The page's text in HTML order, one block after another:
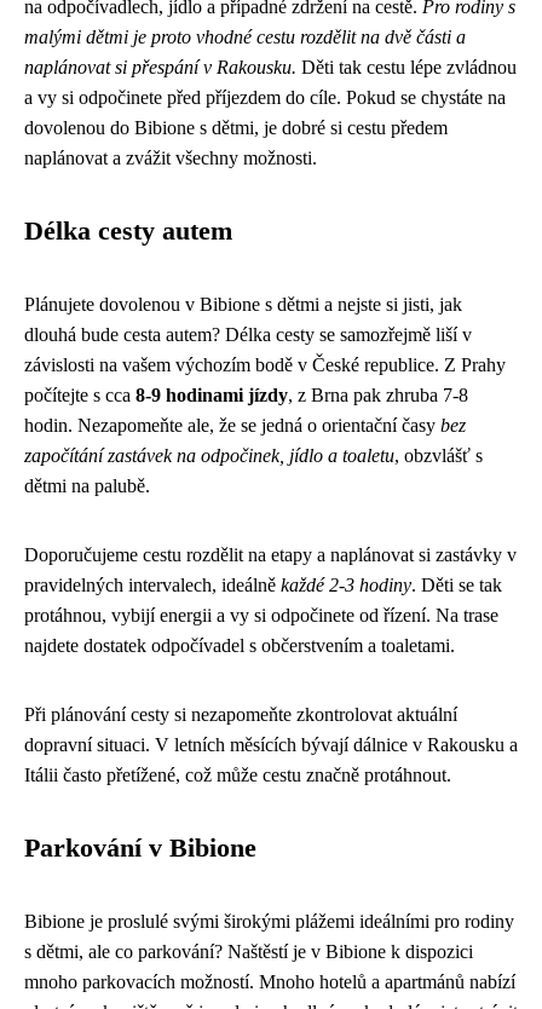
na odpočívadlech, jídlo a případné zdržení na cestě. Pro rodiny s
malými dětmi je proto vhodné cestu rozdělit na dvě části a
naplánovat si přespání v Rakousku. Děti tak cestu lépe zvládnou
a vy si odpočinete před příjezdem do cíle. Pokud se chystáte na
dovolenou do Bibione s dětmi, je dobré si cestu předem
naplánovat a zvážit všechny možnosti.
Délka cesty autem
Plánujete dovolenou v Bibione s dětmi a nejste si jisti, jak
dlouhá bude cesta autem? Délka cesty se samozřejmě liší v
závislosti na vašem výchozím bodě v České republice. Z Prahy
počítejte s cca 8-9 hodinami jízdy, z Brna pak zhruba 7-8
hodin. Nezapomeňte ale, že se jedná o orientační časy bez
započítání zastávek na odpočinek, jídlo a toaletu, obzvlášť s
dětmi na palubě.
Doporučujeme cestu rozdělit na etapy a naplánovat si zastávky v
pravidelných intervalech, ideálně každé 2-3 hodiny. Děti se tak
protáhnou, vybijí energii a vy si odpočinete od řízení. Na trase
najdete dostatek odpočívadel s občerstvením a toaletami.
Při plánování cesty si nezapomeňte zkontrolovat aktuální
dopravní situaci. V letních měsících bývají dálnice v Rakousku a
Itálii často přetížené, což může cestu značně protáhnout.
Parkování v Bibione
Bibione je proslulé svými širokými plážemi ideálními pro rodiny
s dětmi, ale co parkování? Naštěstí je v Bibione k dispozici
mnoho parkovacích možností. Mnoho hotelů a apartmánů nabízí